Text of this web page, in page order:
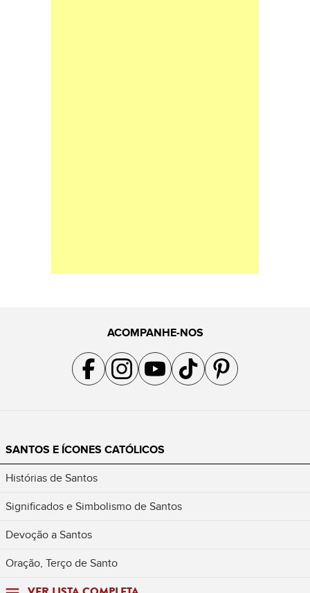
ACOMPANHE-NOS
Acompanhe a gente no Facebook
Acompanhe a gente no Instagram
Acompanhe a gente no YouTube
Acompanhe a gente no TikTok
Acompanhe a gente no
SANTOS E ÍCONES CATÓLICOS
Histórias de Santos
Significados e Simbolismo de Santos
Devoção a Santos
Oração, Terço de Santo